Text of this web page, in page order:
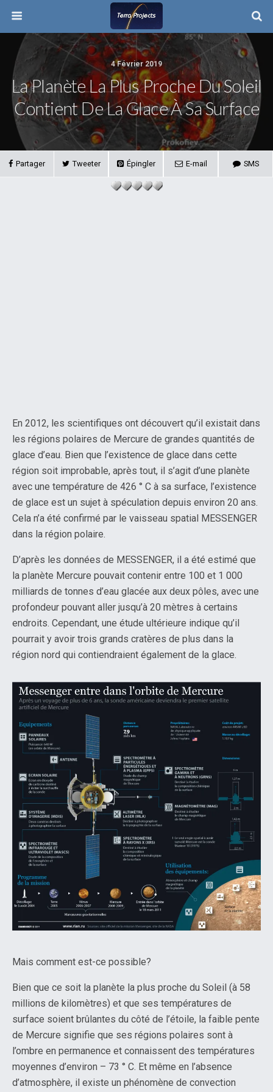
4 Février 2019
La Planète La Plus Proche Du Soleil
Contient De La Glace À Sa Surface
Partager Tweeter Épingler E-mail SMS
En 2012, les scientifiques ont découvert qu’il existait dans
les régions polaires de Mercure de grandes quantités de
glace d’eau. Bien que l’existence de glace dans cette
région soit improbable, après tout, il s’agit d’une planète
avec une température de 426 ° C à sa surface, l’existence
de glace est un sujet à spéculation depuis environ 20 ans.
Cela n’a été confirmé par le vaisseau spatial MESSENGER
dans la région polaire.
D’après les données de MESSENGER, il a été estimé que
la planète Mercure pouvait contenir entre 100 et 1 000
milliards de tonnes d’eau glacée aux deux pôles, avec une
profondeur pouvant aller jusqu’à 20 mètres à certains
endroits. Cependant, une étude ultérieure indique qu’il
pourrait y avoir trois grands cratères de plus dans la
région nord qui contiendraient également de la glace.
Mais comment est-ce possible?
Bien que ce soit la planète la plus proche du Soleil (à 58
millions de kilomètres) et que ses températures de
surface soient brûlantes du côté de l’étoile, la faible pente
de Mercure signifie que ses régions polaires sont à
l’ombre en permanence et connaissent des températures
moyennes d’environ – 73 ° C. Et même en l’absence
d’atmosphère, il existe un phénomène de convection